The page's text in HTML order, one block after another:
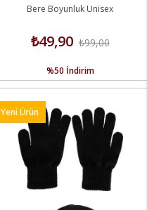
Bere Boyunluk Unisex
₺49,90 ₺99,00
%50 İndirim
Yeni Ürün